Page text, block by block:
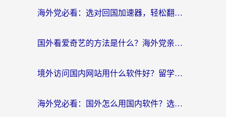
海外党必看：选对回国加速器，轻松翻墙到国内看剧+解决12123访问难题
国外看爱奇艺的方法是什么？海外党亲测有效的追剧加速指南
境外访问国内网站用什么软件好？留学生亲测：这款加速器让我无缝刷B站、看爱奇艺
海外党必看：国外怎么用国内软件？选对加速器才是关键